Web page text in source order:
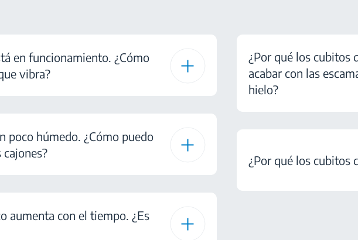
en funcionamiento. ¿Cómo
vibra?
poco húmedo. ¿Cómo puedo
aumenta con el tiempo. ¿Es
¿Por qué los cubitos
acabar con las
hielo?
¿Por qué los cubitos